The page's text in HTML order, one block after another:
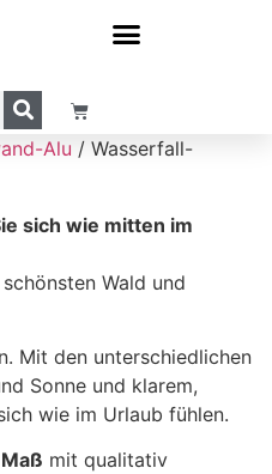
Alu / Wasserfall-
sich wie mitten im
Wald und
Mit den unterschiedlichen
Sonne und klarem,
wie im Urlaub fühlen.
mit qualitativ